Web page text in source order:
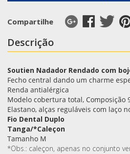
Compartilhe
Descrição
Soutien Nadador Rendado com
Fecho central dando um charme
Renda antialérgica
Modelo cobertura total, Composição
Elastano, alças reguláveis com laço
Fio Dental Duplo
Tanga/*Caleçon
Tamanho M
*Obs.: caleçon, apenas no conjunto